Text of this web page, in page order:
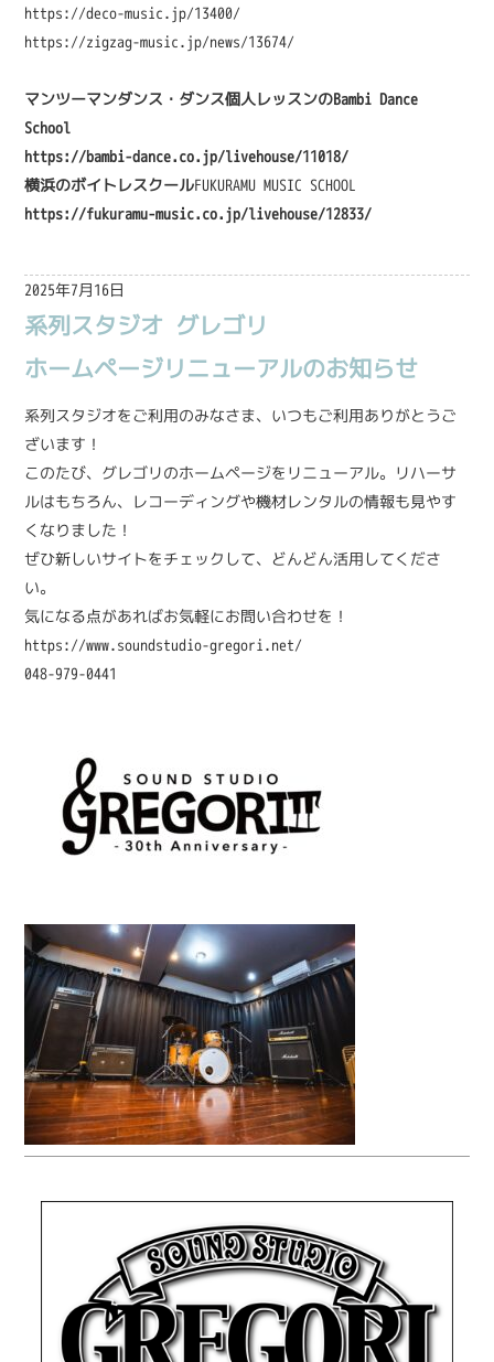
https://deco-music.jp/13400/
https://zigzag-music.jp/news/13674/
マンツーマンダンス・ダンス個人レッスンのBambi Dance
School
https://bambi-dance.co.jp/livehouse/11018/
横浜のボイトレスクールFUKURAMU MUSIC SCHOOL
https://fukuramu-music.co.jp/livehouse/12833/
2025年7月16日
系列スタジオ グレゴリ
ホームページリニューアルのお知らせ
系列スタジオをご利用のみなさま、いつもご利用ありがとうご
ざいます！
このたび、グレゴリのホームページをリニューアル。リハーサ
ルはもちろん、レコーディングや機材レンタルの情報も見やす
くなりました！
ぜひ新しいサイトをチェックして、どんどん活用してくださ
い。
気になる点があればお気軽にお問い合わせを！
https://www.soundstudio-gregori.net/
048-979-0441